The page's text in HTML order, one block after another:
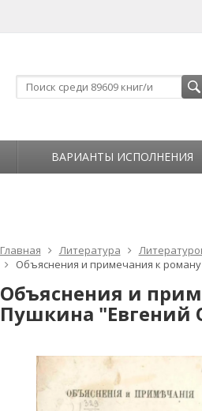
ВАРИАНТЫ ИСПОЛНЕНИЯ
Главная Литература
Объяснения и примечания к роману
Объяснения и
Пушкина "Евгений